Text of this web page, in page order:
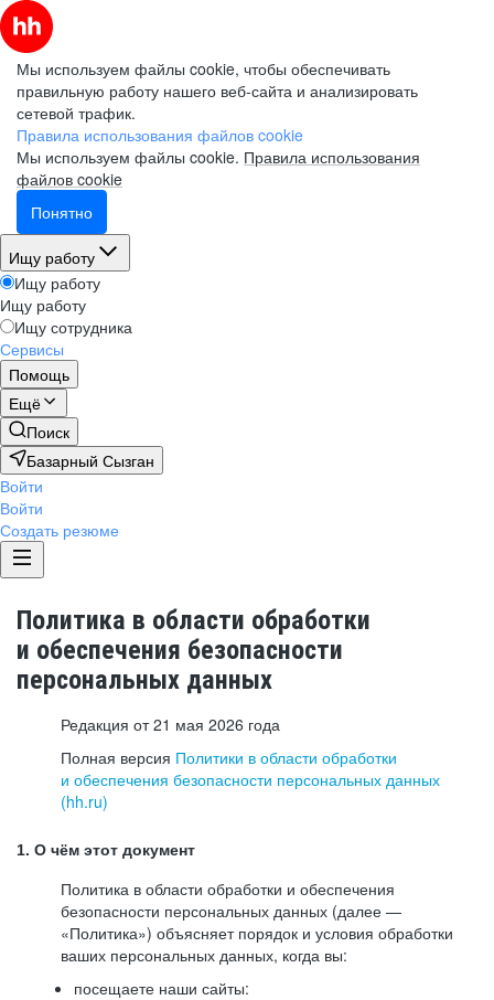
Мы используем файлы cookie, чтобы обеспечивать
правильную работу нашего веб-сайта и анализировать
сетевой трафик.
Правила использования файлов cookie
Мы используем файлы cookie. Правила использования
файлов cookie
Понятно
Ищу работу
Ищу работу
Ищу работу
Ищу сотрудника
Сервисы
Помощь
Ещё
Поиск
Базарный Сызган
Войти
Войти
Создать резюме
Политика в области обработки
и обеспечения безопасности
персональных данных
Редакция от 21 мая 2026 года
Полная версия Политики в области обработки
и обеспечения безопасности персональных данных
(hh.ru)
1. О чём этот документ
Политика в области обработки и обеспечения
безопасности персональных данных (далее —
«Политика») объясняет порядок и условия обработки
ваших персональных данных, когда вы:
посещаете наши сайты: